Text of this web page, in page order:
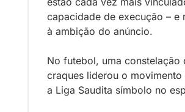
capacidade de execução – e
à ambição do anúncio.
No futebol, uma constelação
craques liderou o movimento
a Liga Saudita símbolo no